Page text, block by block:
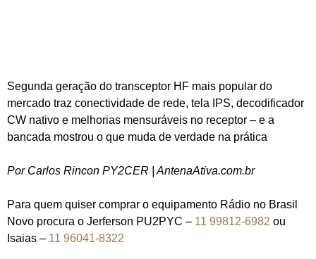
Segunda geração do transceptor HF mais popular do
mercado traz conectividade de rede, tela IPS, decodificador
CW nativo e melhorias mensuráveis no receptor – e a
bancada mostrou o que muda de verdade na prática
Por Carlos Rincon PY2CER | AntenaAtiva.com.br
Para quem quiser comprar o equipamento Rádio no Brasil
Novo procura o Jerferson PU2PYC – 11 99812-6982 ou
Isaias – 11 96041-8322